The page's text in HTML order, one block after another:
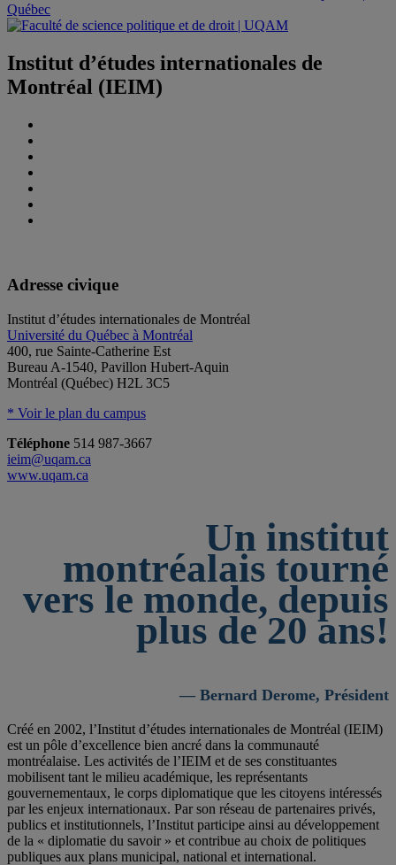
Institut d’études internationales de
Montréal (IEIM)
Adresse civique
Institut d’études internationales de Montréal
Université du Québec à Montréal
400, rue Sainte-Catherine Est
Bureau A-1540, Pavillon Hubert-Aquin
Montréal (Québec) H2L 3C5
* Voir le plan du campus
Téléphone 514 987-3667
ieim@uqam.ca
www.uqam.ca
Un institut
montréalais tourné
vers le monde, depuis
plus de 20 ans!
— Bernard Derome, Président
Créé en 2002, l’Institut d’études internationales de Montréal (IEIM)
est un pôle d’excellence bien ancré dans la communauté
montréalaise. Les activités de l’IEIM et de ses constituantes
mobilisent tant le milieu académique, les représentants
gouvernementaux, le corps diplomatique que les citoyens intéressés
par les enjeux internationaux. Par son réseau de partenaires privés,
publics et institutionnels, l’Institut participe ainsi au développement
de la « diplomatie du savoir » et contribue au choix de politiques
publiques aux plans municipal, national et international.